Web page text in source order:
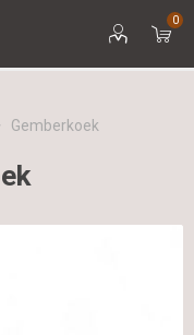
0
Gemberkoek